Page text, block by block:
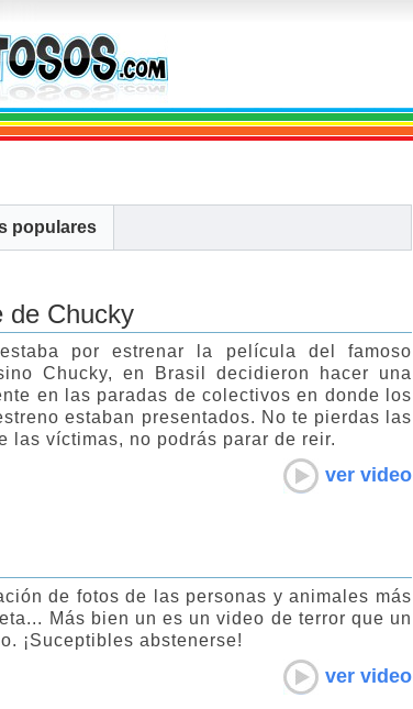
populares
de Chucky
por estrenar la película del famoso
Chucky, en Brasil decidieron hacer una
en las paradas de colectivos en donde los
estaban presentados. No te pierdas las
las víctimas, no podrás parar de reir.
ver video
de fotos de las personas y animales más
Más bien un es un video de terror que un
¡Suceptibles abstenerse!
ver video